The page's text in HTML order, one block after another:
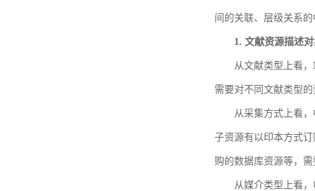
间的关联、层级关系
1. 文献资源描述
从文献类型上看
需要对不同文献类型
从采集方式上看
子资源有以印本方式
购的数据库资源等，
从媒介类型上看